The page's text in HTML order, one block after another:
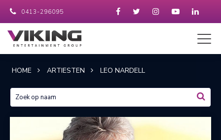
0413-296095
HOME ARTIESTEN LEO NARDELL